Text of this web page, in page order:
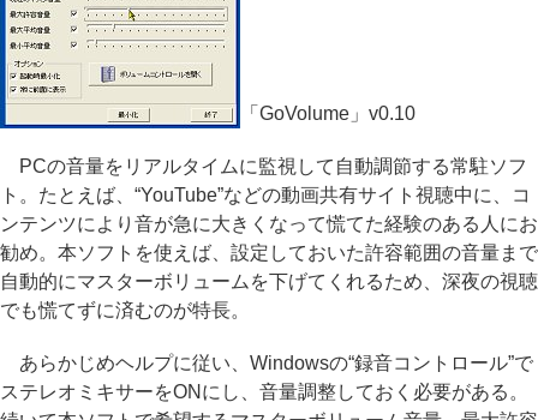
「GoVolume」v0.10
PCの音量をリアルタイムに監視して自動調節する常駐ソフ
ト。たとえば、“YouTube”などの動画共有サイト視聴中に、コ
ンテンツにより音が急に大きくなって慌てた経験のある人にお
勧め。本ソフトを使えば、設定しておいた許容範囲の音量まで
自動的にマスターボリュームを下げてくれるため、深夜の視聴
でも慌てずに済むのが特長。
あらかじめヘルプに従い、Windowsの“録音コントロール”で
ステレオミキサーをONにし、音量調整しておく必要がある。